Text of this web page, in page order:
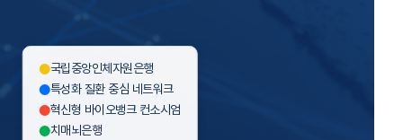
국립중앙인체자원은행
특성화 질환 중심 네트워크
혁신형 바이오뱅크 컨소시엄
치매뇌은행